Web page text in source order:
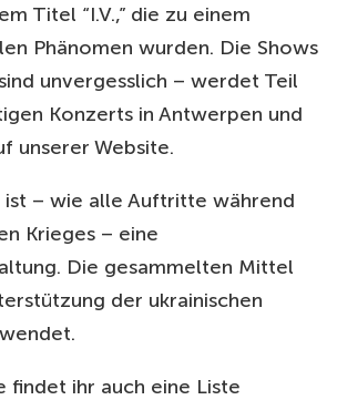
Titel “I.V.,” die zu einem
Phänomen wurden. Die Shows
unvergesslich – werdet Teil
Konzerts in Antwerpen und
unserer Website.
ist – wie alle Auftritte während
Krieges – eine
Die gesammelten Mittel
der ukrainischen
findet ihr auch eine Liste